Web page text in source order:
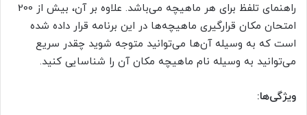
راهنمای تلفظ برای هر ماهیچه می‌باشد. علاوه بر آن، بیش از 200
امتحان مکان قرارگیری ماهیچه‌ها در این برنامه قرار داده شده
است که به وسیله آن‌ها می‌توانید متوجه شوید چقدر سریع
می‌توانید به وسیله نام ماهیچه مکان آن را شناسایی کنید.
ویژگی‌ها: